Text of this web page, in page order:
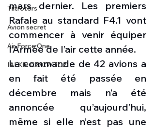
Tiltrotors
Avion secret
Air Force One
IAI Kfir C2/C7/TC2
mars dernier. Les premiers
Rafale au standard F4.1 vont
commencer à venir équiper
l’Armée de l’air cette année.
La commande de 42 avions a
en fait été passée en
décembre mais n’a été
annoncée qu’aujourd’hui,
même si elle n’est pas une